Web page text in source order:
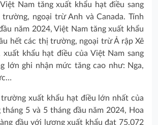
Nam tăng xuất khẩu hạt điều sang
ngoại trừ Anh và Canada. Tính
năm 2024, Việt Nam tăng xuất khẩu
hết các thị trường, ngoại trừ Ả rập Xê
khẩu hạt điều của Việt Nam sang
lớn ghi nhận mức tăng cao như: Nga,
xuất khẩu hạt điều lớn nhất của
5 và 5 tháng đầu năm 2024, Hoa
đầu với lượng xuất khẩu đạt 75,072